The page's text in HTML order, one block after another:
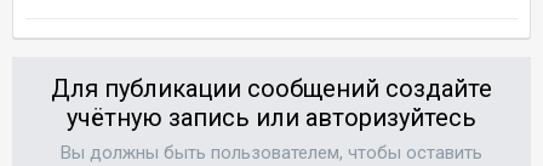
Для публикации сообщений создайте
учётную запись или авторизуйтесь
Вы должны быть пользователем, чтобы оставить